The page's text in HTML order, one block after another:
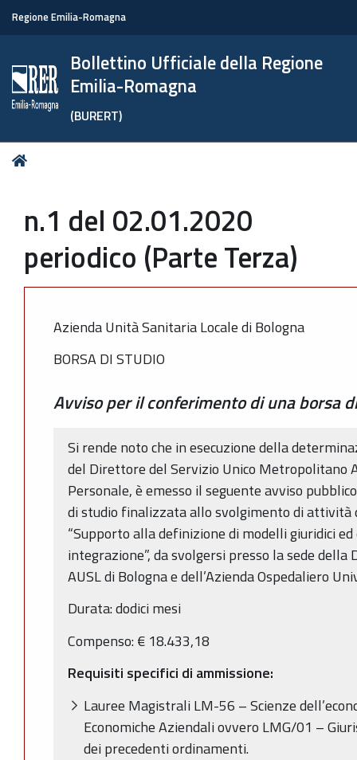
Regione Emilia-Romagna
Bollettino Ufficiale della Regione
Emilia-Romagna
(BURERT)
Tu
n.1 del 02.01.2020
periodico (Parte Terza)
Azienda Unità Sanitaria Locale di Bologna
BORSA DI STUDIO
Avviso per il conferimento di una borsa
Si rende noto che in esecuzione della
del Direttore del Servizio Unico Metropolitano
Personale, è emesso il seguente avviso
di studio finalizzata allo svolgimento di attività
“Supporto alla definizione di modelli giuridici
integrazione”, da svolgersi presso la sede della
AUSL di Bologna e dell’Azienda Ospedaliero
Durata: dodici mesi
Compenso: € 18.433,18
Requisiti specifici di ammissione:
Lauree Magistrali LM-56 – Scienze
Economiche Aziendali ovvero LMG/01 –
dei precedenti ordinamenti.